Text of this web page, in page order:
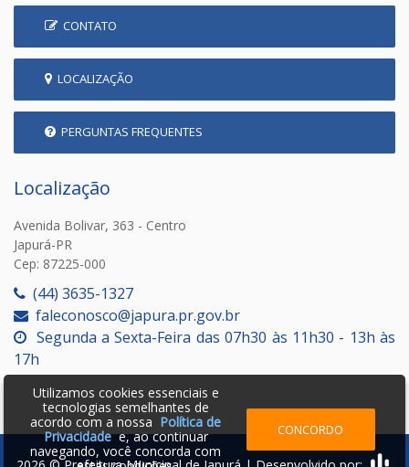
CONTATO
LOCALIZAÇÃO
PERGUNTAS FREQUENTES
Localização
Avenida Bolivar, 363 - Centro
Japurá-PR
Cep: 87225-000
(44) 3635-1327
faleconosco@japura.pr.gov.br
Segunda a Sexta-Feira das 07h30 às 11h30 - 13h às
17h
Utilizamos cookies essenciais e
tecnologias semelhantes de
acordo com a nossa Política de
Privacidadee, ao continuar
navegando, você concorda com
CONCORDO